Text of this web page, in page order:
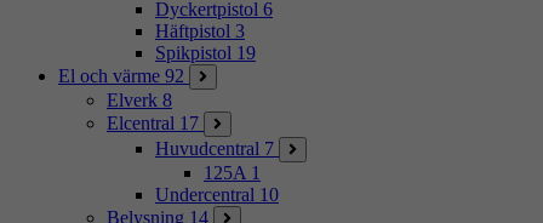
Dyckertpistol 6
Häftpistol 3
Spikpistol 19
El och värme 92
Elverk 8
Elcentral 17
Huvudcentral 7
125A 1
Undercentral 10
Belysning 14